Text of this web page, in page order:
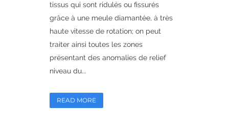
tissus qui sont ridulés ou fissurés
grâce à une meule diamantée, à très
haute vitesse de rotation; on peut
traiter ainsi toutes les zones
présentant des anomalies de relief
niveau du...
READ MORE